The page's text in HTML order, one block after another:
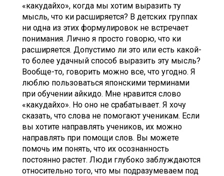
«какудайхо», когда мы хотим выразить ту
мысль, что ки расширяется? В детских группах
ни одна из этих формулировок не встречает
понимания. Лично я просто говорю, что ки
расширяется. Допустимо ли это или есть какой-
то более удачный способ выразить эту мысль?
Вообще-то, говорить можно все, что угодно. Я
люблю пользоваться японскими терминами
при обучении айкидо. Мне нравится слово
«какудайхо». Но оно не срабатывает. Я хочу
сказать, что слова не помогают ученикам. Если
вы хотите направлять учеников, их можно
направлять при помощи слов. Вы можете
помочь им понять, что их осознанность
постоянно растет. Люди глубоко заблуждаются
относительно того, что мы подразумеваем под